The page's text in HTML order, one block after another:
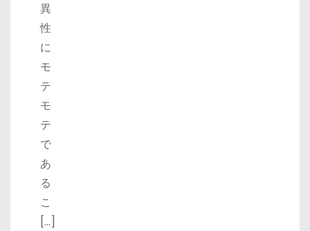
異
性
に
モ
テ
モ
テ
で
あ
る
こ
[…]